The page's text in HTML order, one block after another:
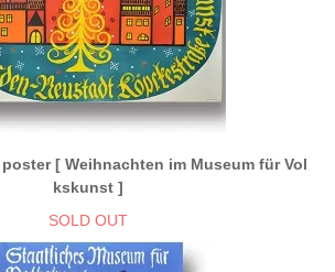
[ Weihnachten im Museum für Vol
kskunst ]
SOLD OUT